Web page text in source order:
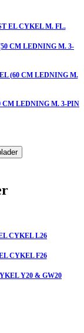
EL CYKEL M. FL.
CM LEDNING M. 3-
(60 CM LEDNING M.
CM LEDNING M. 3-PIN
CYKEL L26
CYKEL F26
Y20 & GW20